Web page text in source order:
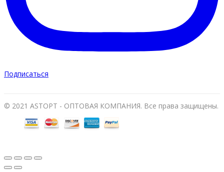
Подписаться
© 2021 ASTOPT - ОПТОВАЯ КОМПАНИЯ. Все права защищены.